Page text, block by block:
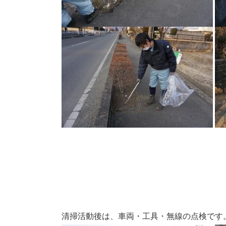
清掃活動後は、車両・工具・無線の点検です